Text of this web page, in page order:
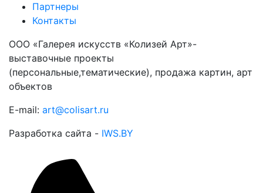
Партнеры
Контакты
ООО «Галерея искусств «Колизей Арт»-
выставочные проекты
(персональные,тематические), продажа картин, арт
объектов
E-mail: art@colisart.ru
Разработка сайта - IWS.BY